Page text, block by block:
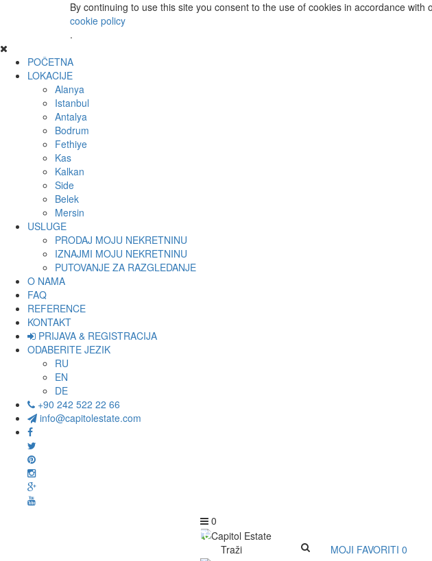
By continuing to use this site you consent to the use of cookies in accordance with
cookie policy
.
POČETNA
LOKACIJE
Alanya
Istanbul
Antalya
Bodrum
Fethiye
Kas
Kalkan
Side
Belek
Mersin
USLUGE
PRODAJ MOJU NEKRETNINU
IZNAJMI MOJU NEKRETNINU
PUTOVANJE ZA RAZGLEDANJE
O NAMA
FAQ
REFERENCE
KONTAKT
PRIJAVA & REGISTRACIJA
ODABERITE JEZIK
RU
EN
DE
+90 242 522 22 66
info@capitolestate.com
0
Traži MOJI FAVORITI 0